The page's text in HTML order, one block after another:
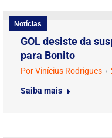
Notícias
GOL desiste da
para Bonito
PorVinícius Rodrigues
Saiba mais